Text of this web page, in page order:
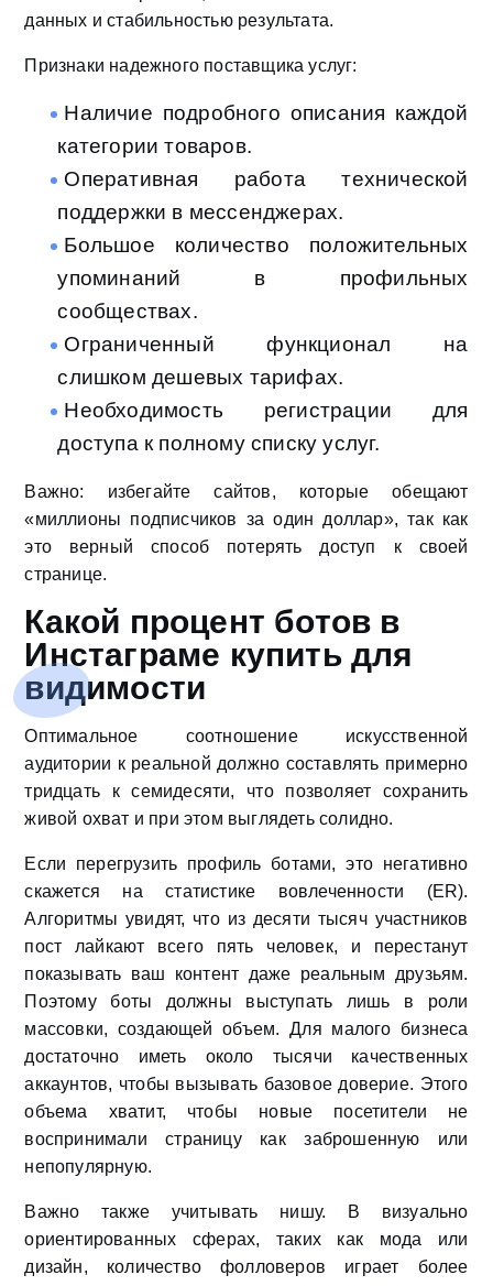
данных и стабильностью результата.
Признаки надежного поставщика услуг:
Наличие подробного описания каждой
категории товаров.
Оперативная работа технической
поддержки в мессенджерах.
Большое количество положительных
упоминаний в профильных
сообществах.
Ограниченный функционал на
слишком дешевых тарифах.
Необходимость регистрации для
доступа к полному списку услуг.
Важно: избегайте сайтов, которые обещают
«миллионы подписчиков за один доллар», так как
это верный способ потерять доступ к своей
странице.
Какой процент ботов в
Инстаграме купить для
видимости
Оптимальное соотношение искусственной
аудитории к реальной должно составлять примерно
тридцать к семидесяти, что позволяет сохранить
живой охват и при этом выглядеть солидно.
Если перегрузить профиль ботами, это негативно
скажется на статистике вовлеченности (ER).
Алгоритмы увидят, что из десяти тысяч участников
пост лайкают всего пять человек, и перестанут
показывать ваш контент даже реальным друзьям.
Поэтому боты должны выступать лишь в роли
массовки, создающей объем. Для малого бизнеса
достаточно иметь около тысячи качественных
аккаунтов, чтобы вызывать базовое доверие. Этого
объема хватит, чтобы новые посетители не
воспринимали страницу как заброшенную или
непопулярную.
Важно также учитывать нишу. В визуально
ориентированных сферах, таких как мода или
дизайн, количество фолловеров играет более